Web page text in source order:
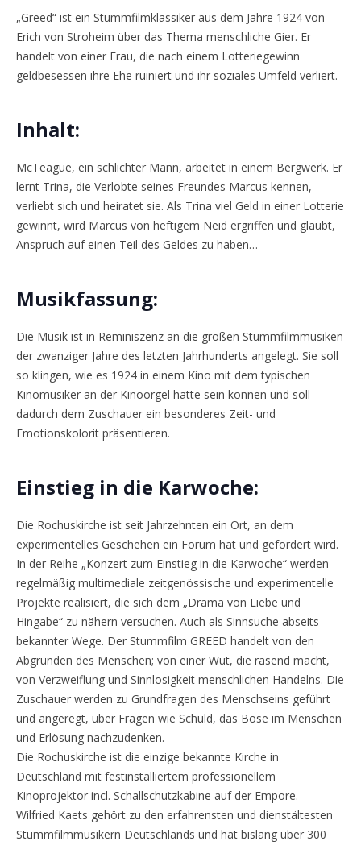
„Greed“ ist ein Stummfilmklassiker aus dem Jahre 1924 von
Erich von Stroheim über das Thema menschliche Gier. Er
handelt von einer Frau, die nach einem Lotteriegewinn
geldbesessen ihre Ehe ruiniert und ihr soziales Umfeld verliert.
Inhalt:
McTeague, ein schlichter Mann, arbeitet in einem Bergwerk. Er
lernt Trina, die Verlobte seines Freundes Marcus kennen,
verliebt sich und heiratet sie. Als Trina viel Geld in einer Lotterie
gewinnt, wird Marcus von heftigem Neid ergriffen und glaubt,
Anspruch auf einen Teil des Geldes zu haben…
Musikfassung:
Die Musik ist in Reminiszenz an die großen Stummfilmmusiken
der zwanziger Jahre des letzten Jahrhunderts angelegt. Sie soll
so klingen, wie es 1924 in einem Kino mit dem typischen
Kinomusiker an der Kinoorgel hätte sein können und soll
dadurch dem Zuschauer ein besonderes Zeit- und
Emotionskolorit präsentieren.
Einstieg in die Karwoche:
Die Rochuskirche ist seit Jahrzehnten ein Ort, an dem
experimentelles Geschehen ein Forum hat und gefördert wird.
In der Reihe „Konzert zum Einstieg in die Karwoche“ werden
regelmäßig multimediale zeitgenössische und experimentelle
Projekte realisiert, die sich dem „Drama von Liebe und
Hingabe“ zu nähern versuchen. Auch als Sinnsuche abseits
bekannter Wege. Der Stummfilm GREED handelt von den
Abgründen des Menschen; von einer Wut, die rasend macht,
von Verzweiflung und Sinnlosigkeit menschlichen Handelns. Die
Zuschauer werden zu Grundfragen des Menschseins geführt
und angeregt, über Fragen wie Schuld, das Böse im Menschen
und Erlösung nachzudenken.
Die Rochuskirche ist die einzige bekannte Kirche in
Deutschland mit festinstalliertem professionellem
Kinoprojektor incl. Schallschutzkabine auf der Empore.
Wilfried Kaets gehört zu den erfahrensten und dienstältesten
Stummfilmmusikern Deutschlands und hat bislang über 300